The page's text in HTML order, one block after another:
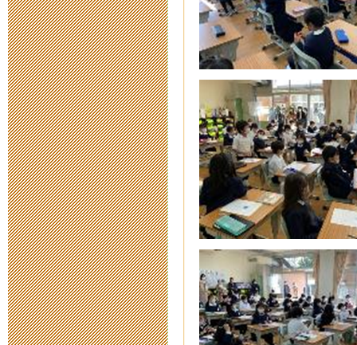
2020年2月8
（実施済み）
2019年11月12日
令和二年度新
まで
2019年10月15日
令和二年度新
2019年10月 1日
令和二年度新
2019年6月28日